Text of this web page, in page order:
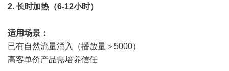
2. 长时加热（6-12小时）
适用场景：
已有自然流量涌入（播放量＞5000）
高客单价产品需培养信任